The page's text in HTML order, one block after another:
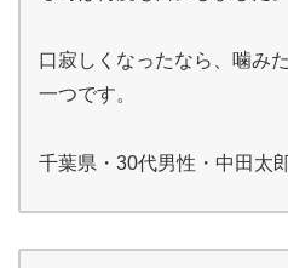
口寂しくなったなら、噛み
一つです。
千葉県・30代男性・中田太